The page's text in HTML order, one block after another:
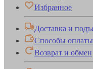
Избранное
Доставка и
Способы оплаты
Возврат и обмен